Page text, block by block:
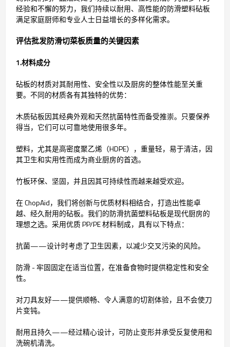
经验和不懈的努力，我们持续以耐用、高性能的防滑塑料砧板
满足家庭厨师和专业人士日益增长的多样化需求。
评估批发防滑切菜板质量的关键因素
1.材料成分
砧板的材质对其耐用性、安全性以及厨房的整体性能至关重
要。不同的材质各有其独特的优势：
木质砧板因其经典外观和天然抗菌特性而备受推崇。只要保养
得当，它们可以可靠地使用很多年。
塑料，尤其是高密度聚乙烯（HDPE），重量轻，易于清洁，因
其卫生和实用性而成为商业厨房的首选。
竹板环保、坚固，并且因其可持续性而越来越受欢迎。
在 ChopAid，我们将创新与优质材料相结合，打造出性能卓
越、经久耐用的砧板。我们的防滑抗菌塑料砧板是现代厨房的
理想之选。采用优质 PP/PE 材料制成，具有以下特点：
抗菌——设计时考虑了卫生因素，以减少交叉污染的风险。
防滑 - 牢固固定在适当位置，在准备食物时提供稳定性和安全
性。
对刀具友好——提供顺畅、令人满意的切割体验，且不会使刀
片变钝。
耐用且持久——经过精心设计，可防止变形并承受反复使用和
洗碗机清洗。